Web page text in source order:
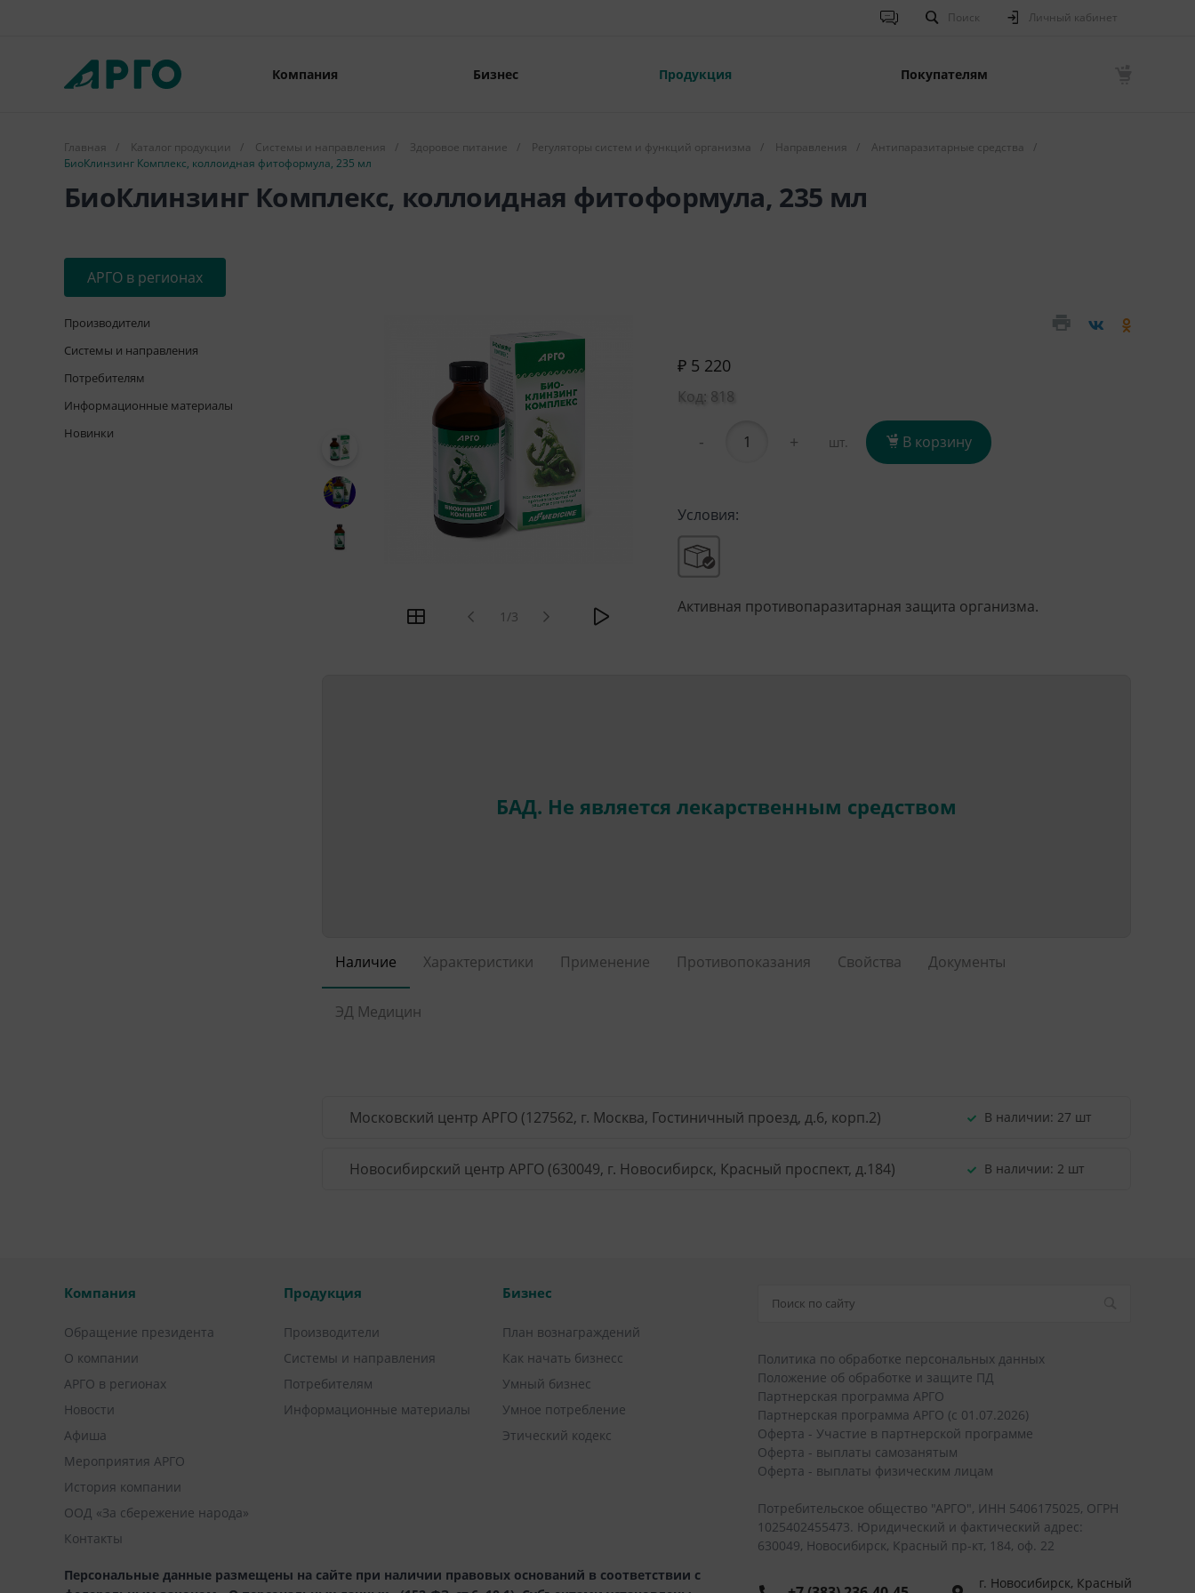
Поиск Личный кабинет
Компания Бизнес Продукция Покупателям
Главная / Каталог продукции / Системы и направления / Здоровое питание / Регуляторы систем и функций организма / Направления / Антипаразитарные средства
/
БиоКлинзинг Комплекс, коллоидная фитоформула, 235 мл
БиоКлинзинг Комплекс, коллоидная фитоформула, 235 мл
АРГО в регионах
Производители
Системы и направления
Потребителям
Информационные материалы
Новинки
1/3
₽ 5 220
Код: 818
- + шт. В корзину
Условия:
Активная противопаразитарная защита организма.
БАД. Не является лекарственным средством
Наличие Характеристики Применение Противопоказания Свойства Документы
ЭД Медицин
Московский центр АРГО (127562, г. Москва, Гостиничный проезд, д.6, корп.2) В наличии: 27 шт
Новосибирский центр АРГО (630049, г. Новосибирск, Красный проспект, д.184) В наличии: 2 шт
Компания
Обращение президента
О компании
АРГО в регионах
Новости
Афиша
Мероприятия АРГО
История компании
ООД «За сбережение народа»
Контакты
Продукция
Производители
Системы и направления
Потребителям
Информационные материалы
Бизнес
План вознаграждений
Как начать бизнесс
Умный бизнес
Умное потребление
Этический кодекс
Персональные данные размещены на сайте при наличии правовых оснований в соответствии с
Политика по обработке персональных данных
Положение об обработке и защите ПД
Партнерская программа АРГО
Партнерская программа АРГО (с 01.07.2026)
Оферта - Участие в партнерской программе
Оферта - выплаты самозанятым
Оферта - выплаты физическим лицам
Потребительское общество "АРГО", ИНН 5406175025, ОГРН
1025402455473. Юридический и фактический адрес:
630049, Новосибирск, Красный пр-кт, 184, оф. 22
г. Новосибирск, Красный